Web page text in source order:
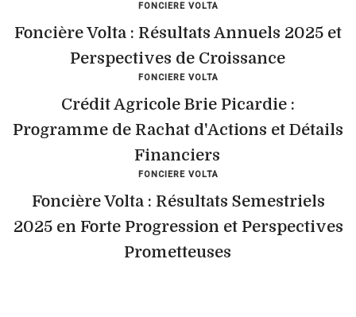
FONCIERE VOLTA
Foncière Volta : Résultats Annuels 2025 et
Perspectives de Croissance
FONCIERE VOLTA
Crédit Agricole Brie Picardie :
Programme de Rachat d'Actions et Détails
Financiers
FONCIERE VOLTA
Foncière Volta : Résultats Semestriels
2025 en Forte Progression et Perspectives
Prometteuses